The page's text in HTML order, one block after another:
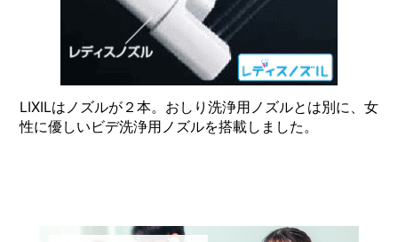
LIXILはノズルが２本。おしり洗浄用ノズルとは別に、女
性に優しいビデ洗浄用ノズルを搭載しました。